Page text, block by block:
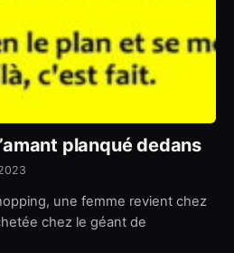
planqué dedans
une femme revient chez
chez le géant de